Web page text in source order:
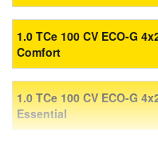
1.0 TCe 100 CV ECO-G
Comfort
1.0 TCe 100 CV ECO-G
Essential